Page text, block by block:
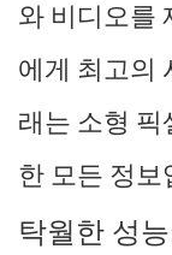
와 비디오를
에게 최고의
래는 소형 픽
한 모든 정보
탁월한 성